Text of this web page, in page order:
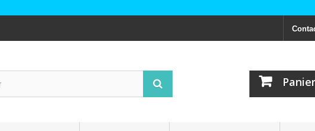
Panier